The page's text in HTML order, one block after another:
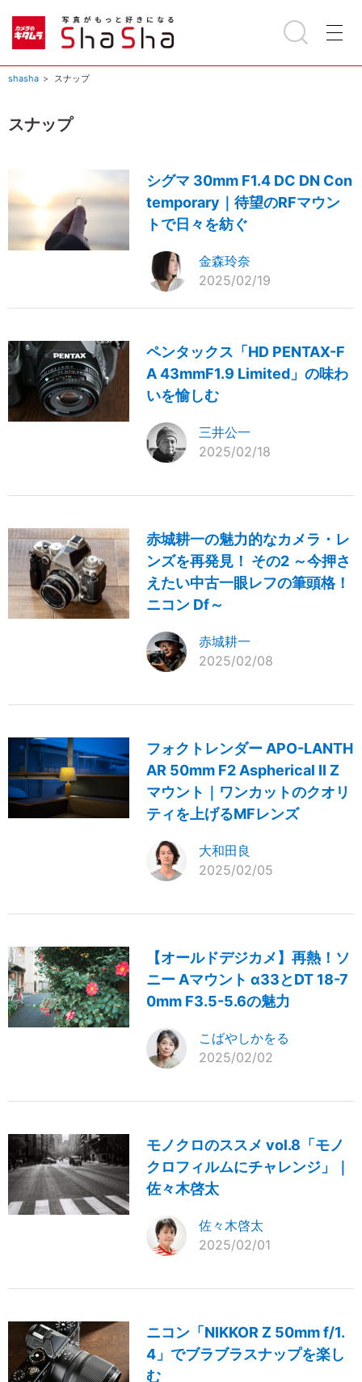
shasha スナップ
スナップ
シグマ 30mm F1.4 DC DN Con
temporary｜待望のRFマウン
トで日々を紡ぐ
金森玲奈
2025/02/19
ペンタックス「HD PENTAX-F
A 43mmF1.9 Limited」の味わ
いを愉しむ
三井公一
2025/02/18
赤城耕一の魅力的なカメラ・レ
ンズを再発見！ その2 ～今押さ
えたい中古一眼レフの筆頭格！
ニコン Df～
赤城耕一
2025/02/08
フォクトレンダー APO-LANTH
AR 50mm F2 Aspherical II Z
マウント｜ワンカットのクオリ
ティを上げるMFレンズ
大和田良
2025/02/05
【オールドデジカメ】再熱！ソ
ニー Aマウント α33とDT 18-7
0mm F3.5-5.6の魅力
こばやしかをる
2025/02/02
モノクロのススメ vol.8「モノ
クロフィルムにチャレンジ」｜
佐々木啓太
佐々木啓太
2025/02/01
ニコン「NIKKOR Z 50mm f/1.
4」でブラブラスナップを楽し
む